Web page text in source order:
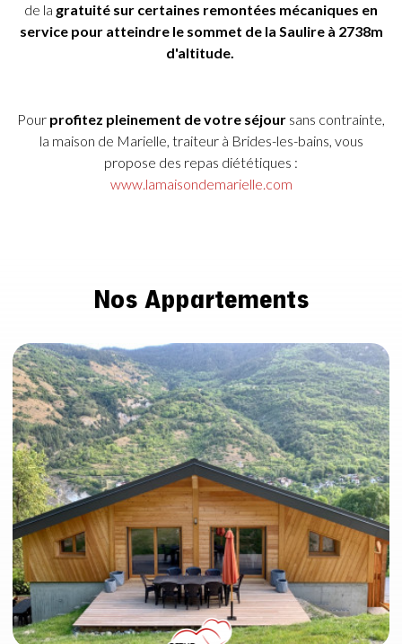
de la gratuité sur certaines remontées mécaniques en
service pour atteindre le sommet de la Saulire à 2738m
d'altitude.
Pour profitez pleinement de votre séjour sans contrainte,
la maison de Marielle, traiteur à Brides-les-bains, vous
propose des repas diététiques :
www.lamaisondemarielle.com
Nos Appartements